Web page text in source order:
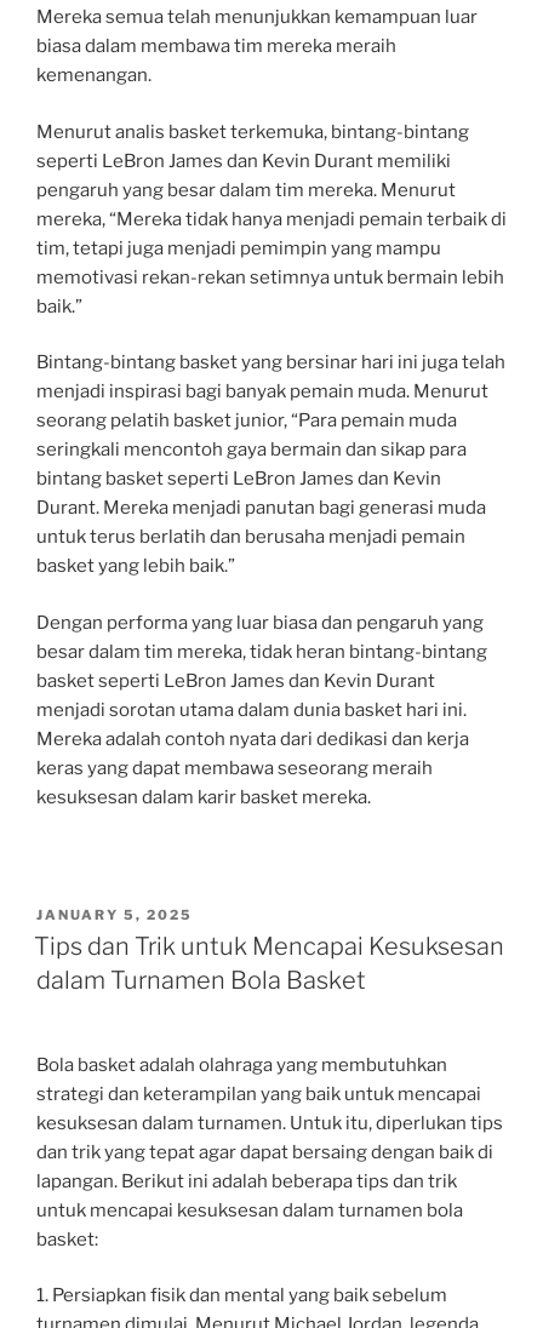
Mereka semua telah menunjukkan kemampuan luar
biasa dalam membawa tim mereka meraih
kemenangan.
Menurut analis basket terkemuka, bintang-bintang
seperti LeBron James dan Kevin Durant memiliki
pengaruh yang besar dalam tim mereka. Menurut
mereka, “Mereka tidak hanya menjadi pemain terbaik di
tim, tetapi juga menjadi pemimpin yang mampu
memotivasi rekan-rekan setimnya untuk bermain lebih
baik.”
Bintang-bintang basket yang bersinar hari ini juga telah
menjadi inspirasi bagi banyak pemain muda. Menurut
seorang pelatih basket junior, “Para pemain muda
seringkali mencontoh gaya bermain dan sikap para
bintang basket seperti LeBron James dan Kevin
Durant. Mereka menjadi panutan bagi generasi muda
untuk terus berlatih dan berusaha menjadi pemain
basket yang lebih baik.”
Dengan performa yang luar biasa dan pengaruh yang
besar dalam tim mereka, tidak heran bintang-bintang
basket seperti LeBron James dan Kevin Durant
menjadi sorotan utama dalam dunia basket hari ini.
Mereka adalah contoh nyata dari dedikasi dan kerja
keras yang dapat membawa seseorang meraih
kesuksesan dalam karir basket mereka.
POSTED
ON
JANUARY 5, 2025
Tips dan Trik untuk Mencapai Kesuksesan
dalam Turnamen Bola Basket
Bola basket adalah olahraga yang membutuhkan
strategi dan keterampilan yang baik untuk mencapai
kesuksesan dalam turnamen. Untuk itu, diperlukan tips
dan trik yang tepat agar dapat bersaing dengan baik di
lapangan. Berikut ini adalah beberapa tips dan trik
untuk mencapai kesuksesan dalam turnamen bola
basket:
1. Persiapkan fisik dan mental yang baik sebelum